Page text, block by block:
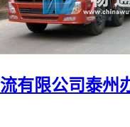
有限公司泰州